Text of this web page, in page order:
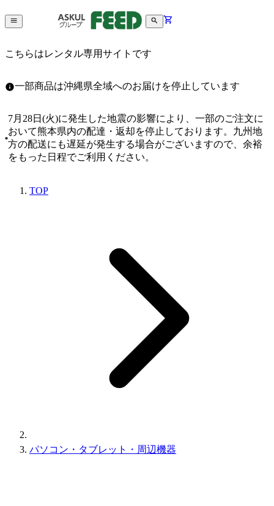
こちらはレンタル専用サイトです
一部商品は沖縄県全域へのお届けを停止しています
7月28日(火)に発生した地震の影響により、一部のご注文に
おいて熊本県内の配達・返却を停止しております。九州地
方の配送にも遅延が発生する場合がございますので、余裕
をもった日程でご利用ください。
TOP
パソコン・タブレット・周辺機器